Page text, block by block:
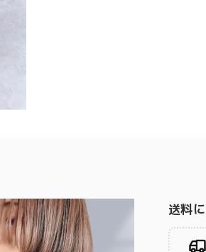
送料